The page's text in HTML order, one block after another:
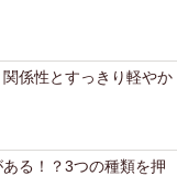
係性とすっきり軽やか
る！？3つの種類を押